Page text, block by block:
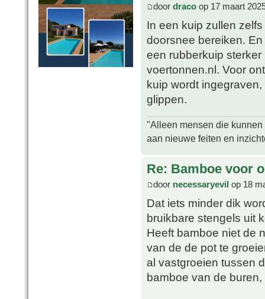
door draco op 17 maart
In een kuip zullen
doorsnee bereiken.
een rubberkuip
voertonnen.nl. Voor
kuip wordt
glippen.
"Alleen mensen die
aan nieuwe feiten en
Re: Bamboe voor
door necessaryevil op 18
Dat iets minder dik
bruikbare stengels uit
Heeft bamboe niet de
van de de pot te
al vastgroeien tussen
bamboe van de